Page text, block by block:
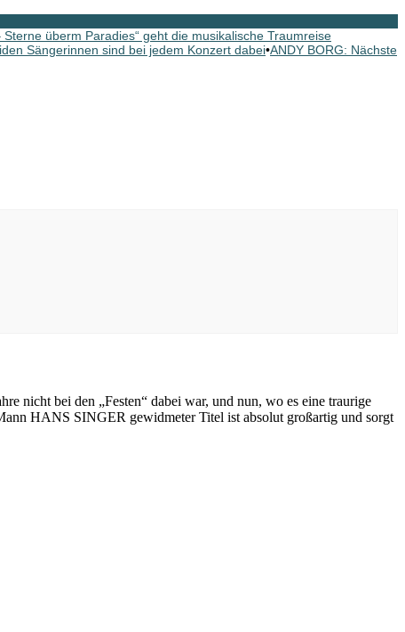
überm Paradies“ geht die musikalische Traumreise
Sängerinnen sind bei jedem Konzert dabei•ANDY BORG: Nächste
nicht bei den „Festen“ dabei war, und nun, wo es eine traurige
HANS SINGER gewidmeter Titel ist absolut großartig und sorgt